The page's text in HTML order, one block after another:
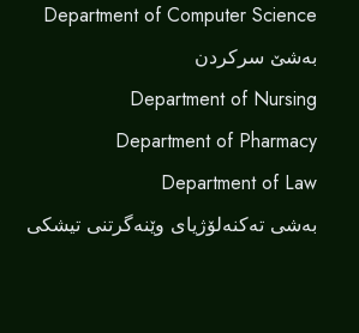
Department of Computer Science
بەشێ سرکردن
Department of Nursing
Department of Pharmacy
Department of Law
بەشی تەکنەلۆژیای وێنەگرتنی تیشکی